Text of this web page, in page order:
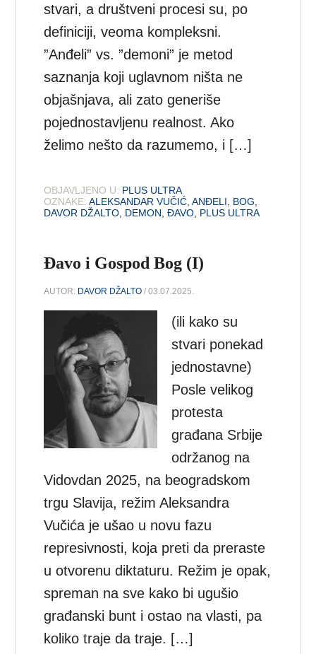
stvari, a društveni procesi su, po
definiciji, veoma kompleksni.
”Anđeli” vs. ”demoni” je metod
saznanja koji uglavnom ništa ne
objašnjava, ali zato generiše
pojednostavljenu realnost. Ako
želimo nešto da razumemo, i […]
OBJAVLJENO U: PLUS ULTRA
OZNAKE: ALEKSANDAR VUČIĆ ,ANĐELI BOG
DAVOR DŽALTO DEMON ,ĐAVO PLUS ULTRA
Đavo i Gospod Bog (I)
AUTOR: DAVOR DŽALTO / 03.07.2025.
(ili kako su
stvari ponekad
jednostavne)
Posle velikog
protesta
građana Srbije
održanog na
Vidovdan 2025, na beogradskom
trgu Slavija, režim Aleksandra
Vučića je ušao u novu fazu
represivnosti, koja preti da preraste
u otvorenu diktaturu. Režim je opak,
spreman na sve kako bi ugušio
građanski bunt i ostao na vlasti, pa
koliko traje da traje. […]